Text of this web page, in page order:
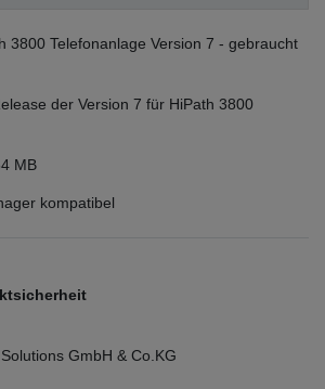
3800 Telefonanlage Version 7 - gebraucht
der Version 7 für HiPath 3800
MB
kompatibel
GmbH & Co.KG